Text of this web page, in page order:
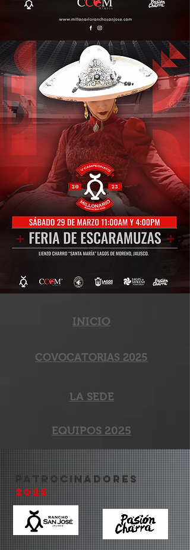
INICIO
COVOCATORIAS 2025
LA SEDE
EQUIPOS 2025
PATROCINADORES
2025